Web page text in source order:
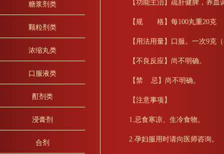
糖浆剂类
颗粒剂类
浓缩丸类
口服液类
酊剂类
浸膏剂
合剂
【功能主治】疏肝健脾，养
【规 格】每100丸重20克
【用法用量】口服。一次9克
【不良反应】尚不明确。
【禁 忌】尚不明确。
【注意事项】
1.忌食寒凉、生冷食物。
2.孕妇服用时请向医师咨询。